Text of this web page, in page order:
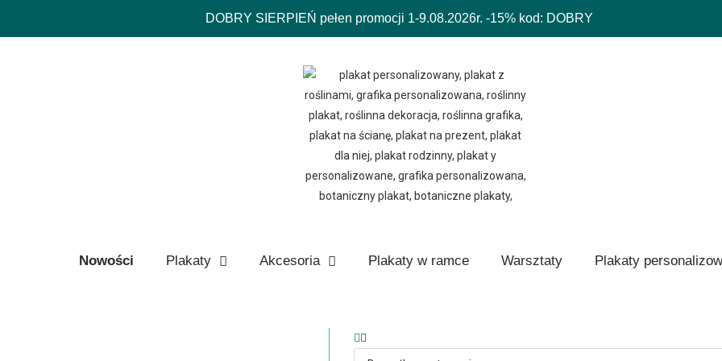
DOBRY SIERPIEŃ pełen promocji 1-9.08.2026r. -15% kod: DOBRY
Nowości Plakaty Akcesoria Plakaty w ramce Warsztaty Plakaty